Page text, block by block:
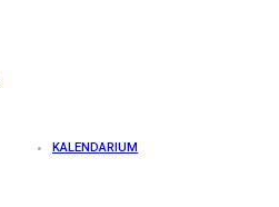
KALENDARIUM